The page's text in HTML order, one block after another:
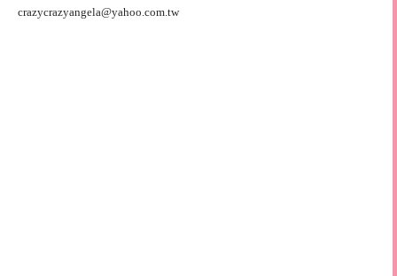
crazycrazyangela@yahoo.com.tw